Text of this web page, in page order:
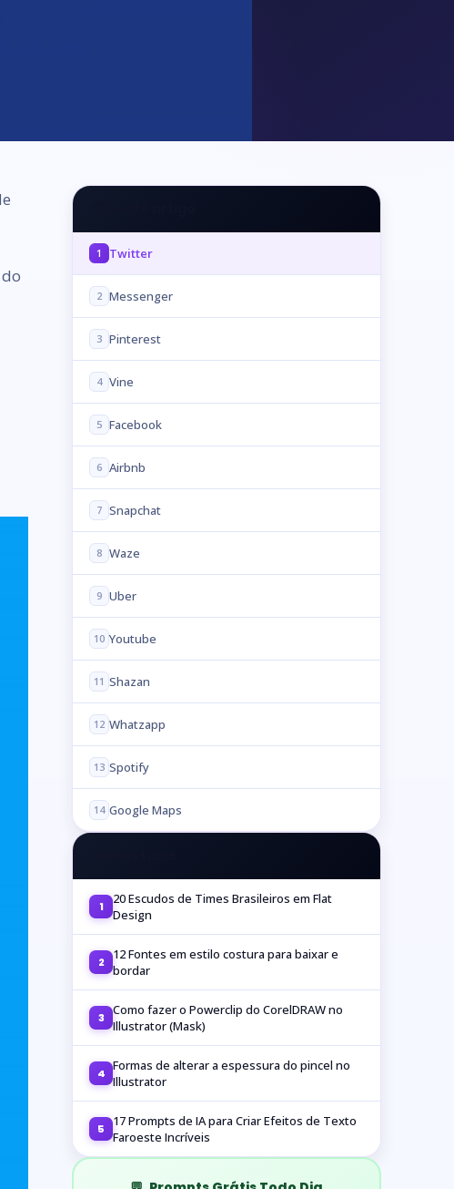
1 Twitter
2 Messenger
3 Pinterest
4 Vine
5 Facebook
6 Airbnb
7 Snapchat
8 Waze
9 Uber
10 Youtube
11 Shazan
12 Whatzapp
13 Spotify
14 Google Maps
1
20 Escudos de Times Brasileiros em Flat
Design
2
12 Fontes em estilo costura para baixar e
bordar
3 Como fazer o Powerclip do CorelDRAW no
Illustrator (Mask)
4 Formas de alterar a espessura do pincel no
Illustrator
5
17 Prompts de IA para Criar Efeitos de Texto
Faroeste Incríveis